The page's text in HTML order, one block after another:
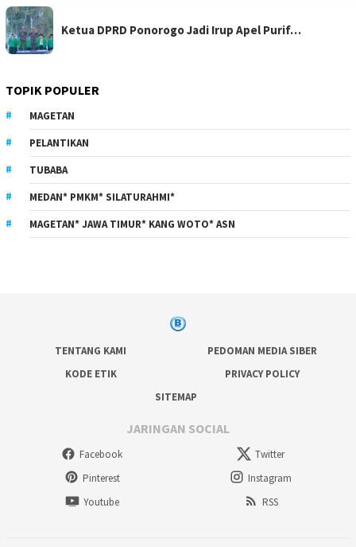
Ketua DPRD Ponorogo Jadi Irup Apel Purif…
TOPIK POPULER
MAGETAN
PELANTIKAN
TUBABA
MEDAN* PMKM* SILATURAHMI*
MAGETAN* JAWA TIMUR* KANG WOTO* ASN
TENTANG KAMI
PEDOMAN MEDIA SIBER
KODE ETIK
PRIVACY POLICY
SITEMAP
JARINGAN SOCIAL
Facebook
Twitter
Pinterest
Instagram
Youtube
RSS